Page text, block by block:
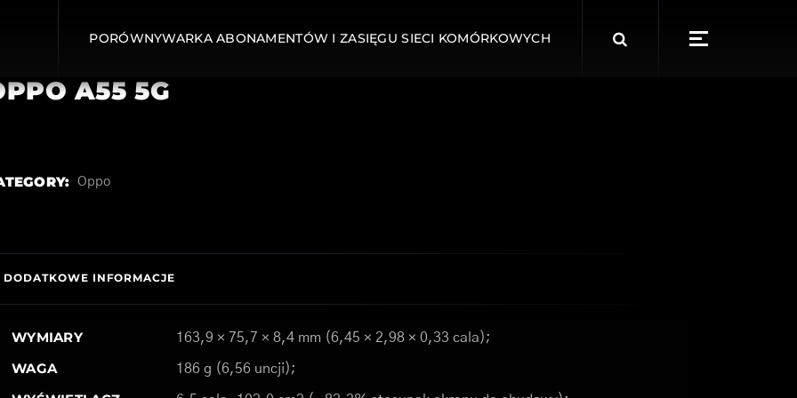
PORÓWNYWARKA ABONAMENTÓW I ZASIĘGU SIECI KOMÓRKOWYCH
for:
A55 5G
Oppo
DODATKOWE INFORMACJE
WYMIARY 163,9 × 75,7 × 8,4 mm (6,45 × 2,98 × 0,33 cala);
WAGA 186 g (6,56 uncji);